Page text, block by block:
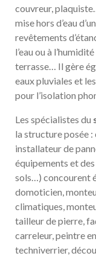
couvreur,
mise hors d’eau
revêtements
l’eau ou à
terrasse… Il gère
eaux pluviales et
pour l’isolation
Les spécialistes du
la structure posée
installateur de
équipements et
sols…) concourent
domoticien,
climatiques,
tailleur de pierre,
carreleur, peintre
techniverrier,